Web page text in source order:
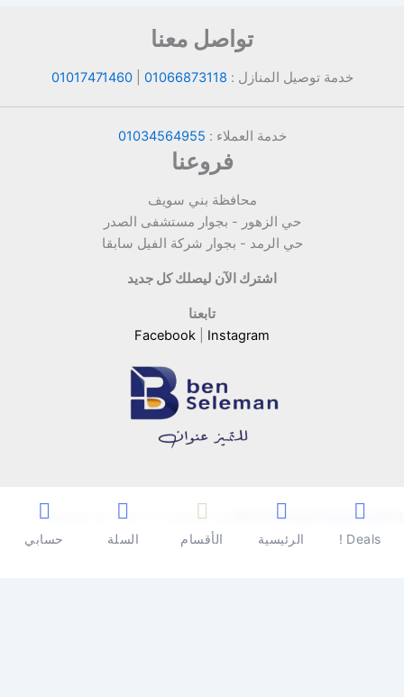
تواصل معنا
خدمة توصيل المنازل : 01066873118
|
01017471460
خدمة العملاء : 01034564955
فروعنا
محافظة بني سويف
حي الزهور - بجوار مستشفى الصدر
حي الرمد - بجوار شركة الفيل سابقا
اشترك الآن ليصلك كل جديد
تابعنا
Facebook
Instagram
Copyright © 2026 | Powered by Ben Seleman Hypermarket
Deals ! الرئيسية الأقسام السلة حسابي